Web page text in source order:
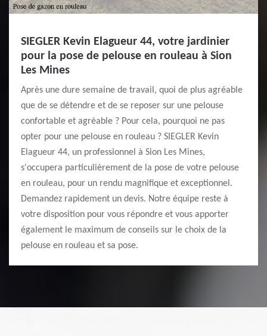
SIEGLER Kevin Elagueur 44, votre jardinier
pour la pose de pelouse en rouleau à Sion
Les Mines
Après une dure semaine de travail, quoi de plus agréable
que de se détendre et de se reposer sur une pelouse
confortable et agréable ? Pour cela, pourquoi ne pas
opter pour une pelouse en rouleau ? SIEGLER Kevin
Elagueur 44, un professionnel à Sion Les Mines,
s'occupera particulièrement de la pose de votre pelouse
en rouleau, pour un rendu magnifique et exceptionnel.
Demandez rapidement un devis. Notre équipe reste à
votre disposition pour vous répondre et vous apporter
également le maximum de conseils sur le choix de la
pelouse en rouleau et sa pose.